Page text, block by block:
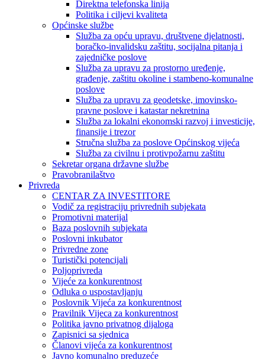
Direktna telefonska linija
Politika i ciljevi kvaliteta
Općinske službe
Služba za opću upravu, društvene djelatnosti,
boračko-invalidsku zaštitu, socijalna pitanja i
zajedničke poslove
Služba za upravu za prostorno uređenje,
građenje, zaštitu okoline i stambeno-komunalne
poslove
Služba za upravu za geodetske, imovinsko-
pravne poslove i katastar nekretnina
Služba za lokalni ekonomski razvoj i investicije,
finansije i trezor
Stručna služba za poslove Općinskog vijeća
Služba za civilnu i protivpožarnu zaštitu
Sekretar organa državne službe
Pravobranilaštvo
Privreda
CENTAR ZA INVESTITORE
Vodič za registraciju privrednih subjekata
Promotivni materijal
Baza poslovnih subjekata
Poslovni inkubator
Privredne zone
Turistički potencijali
Poljoprivreda
Vijeće za konkurentnost
Odluka o uspostavljanju
Poslovnik Vijeća za konkurentnost
Pravilnik Vijeca za konkurentnost
Politika javno privatnog dijaloga
Zapisnici sa sjednica
Članovi vijeća za konkurentnost
Javno komunalno preduzeće